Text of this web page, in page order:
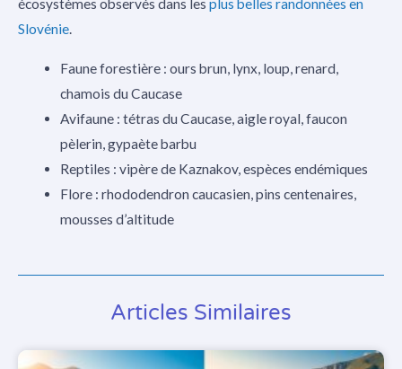
écosystèmes observés dans les plus belles randonnées en
Slovénie.
Faune forestière : ours brun, lynx, loup, renard,
chamois du Caucase
Avifaune : tétras du Caucase, aigle royal, faucon
pèlerin, gypaète barbu
Reptiles : vipère de Kaznakov, espèces endémiques
Flore : rhododendron caucasien, pins centenaires,
mousses d’altitude
Articles Similaires